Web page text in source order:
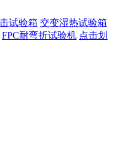
试验箱 交变湿热试验箱
FPC耐弯折试验机 点击划